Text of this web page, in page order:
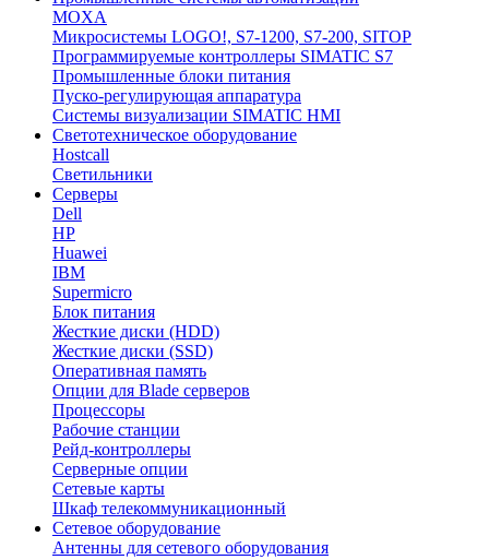
MOXA
Микросистемы LOGO!, S7-1200, S7-200, SITOP
Программируемые контроллеры SIMATIC S7
Промышленные блоки питания
Пуско-регулирующая аппаратура
Системы визуализации SIMATIC HMI
Светотехническое оборудование
Hostcall
Светильники
Серверы
Dell
HP
Huawei
IBM
Supermicro
Блок питания
Жесткие диски (HDD)
Жесткие диски (SSD)
Оперативная память
Опции для Blade серверов
Процессоры
Рабочие станции
Рейд-контроллеры
Серверные опции
Сетевые карты
Шкаф телекоммуникационный
Сетевое оборудование
Антенны для сетевого оборудования